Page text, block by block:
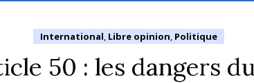
International, Libre opinion, Politique
50 : les dangers